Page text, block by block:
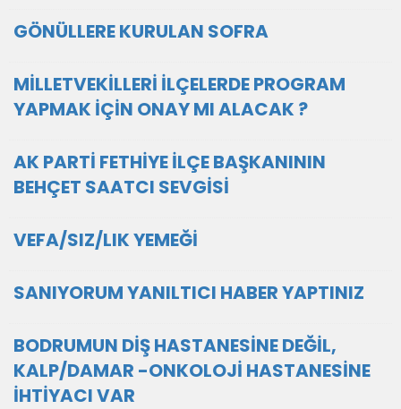
GÖNÜLLERE KURULAN SOFRA
MİLLETVEKİLLERİ İLÇELERDE PROGRAM
YAPMAK İÇİN ONAY MI ALACAK ?
AK PARTİ FETHİYE İLÇE BAŞKANININ
BEHÇET SAATCI SEVGİSİ
VEFA/SIZ/LIK YEMEĞİ
SANIYORUM YANILTICI HABER YAPTINIZ
BODRUMUN DİŞ HASTANESİNE DEĞİL,
KALP/DAMAR -ONKOLOJİ HASTANESİNE
İHTİYACI VAR